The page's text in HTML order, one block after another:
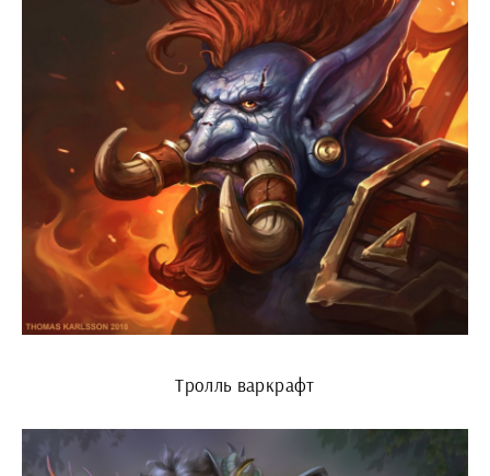
Тролль варкрафт